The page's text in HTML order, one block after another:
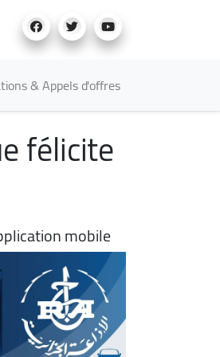
& Appels d'offres
félicite
mobile